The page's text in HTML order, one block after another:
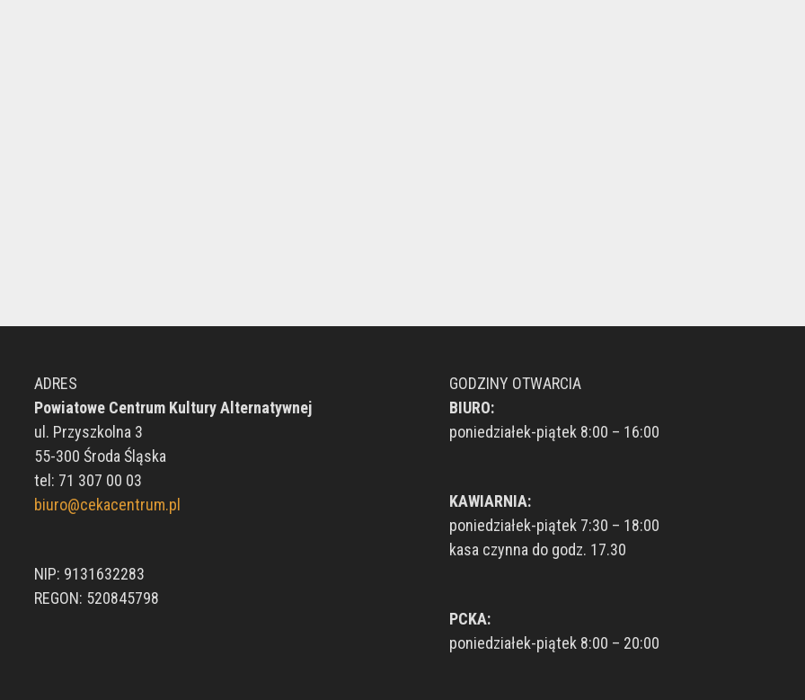
ADRES
Powiatowe Centrum Kultury Alternatywnej
ul. Przyszkolna 3
55-300 Środa Śląska
tel: 71 307 00 03
biuro@cekacentrum.pl
NIP: 9131632283
REGON: 520845798
GODZINY OTWARCIA
BIURO:
poniedziałek-piątek 8:00 – 16:00
KAWIARNIA:
poniedziałek-piątek 7:30 – 18:00
kasa czynna do godz. 17.30
PCKA:
poniedziałek-piątek 8:00 – 20:00